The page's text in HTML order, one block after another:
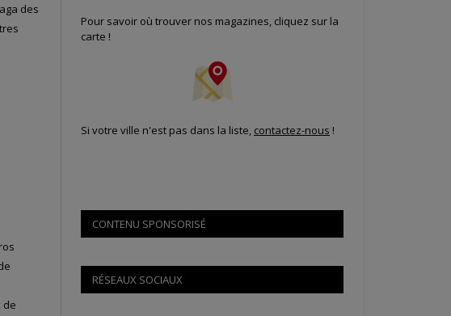
des
de
Pour savoir où trouver nos magazines, cliquez sur la
carte !
Si votre ville n'est pas dans la liste, contactez-nous !
CONTENU SPONSORISÉ
RÉSEAUX SOCIAUX